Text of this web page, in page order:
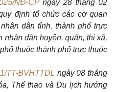
NĐ-CPngày 28 tháng 02
định tổ chức các cơ quan
dân tỉnh, thành phố trực
nhân dân huyện, quận, thị xã,
thuộc thành phố trực thuộc
TT-BVHTTDL ngày 08 tháng
Thể thao và Du lịch hướng